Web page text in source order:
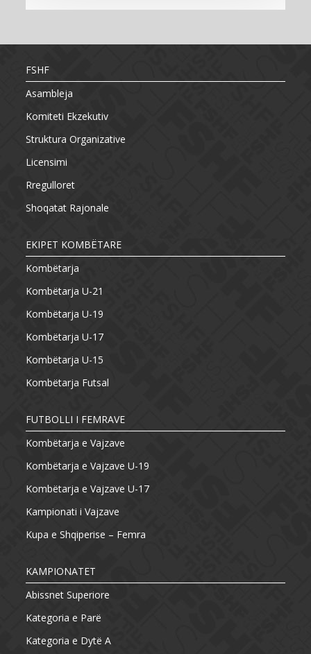
FSHF
Asambleja
Komiteti Ekzekutiv
Struktura Organizative
Licensimi
Rregulloret
Shoqatat Rajonale
EKIPET KOMBËTARE
Kombëtarja
Kombëtarja U-21
Kombëtarja U-19
Kombëtarja U-17
Kombëtarja U-15
Kombëtarja Futsal
FUTBOLLI I FEMRAVE
Kombëtarja e Vajzave
Kombëtarja e Vajzave U-19
Kombëtarja e Vajzave U-17
Kampionati i Vajzave
Kupa e Shqiperise – Femra
KAMPIONATET
Abissnet Superiore
Kategoria e Parë
Kategoria e Dytë A